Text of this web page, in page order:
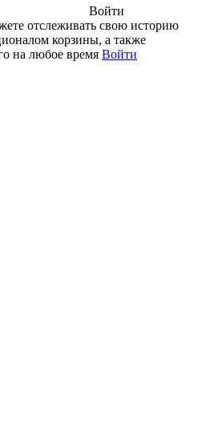
Войти
отслеживать свою историю
корзины, а также
на любое время Войти